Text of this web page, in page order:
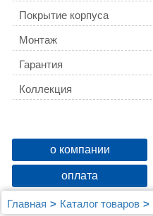
Покрытие корпуса
Монтаж
Гарантия
Коллекция
о компании
оплата
Главная Каталог товаров